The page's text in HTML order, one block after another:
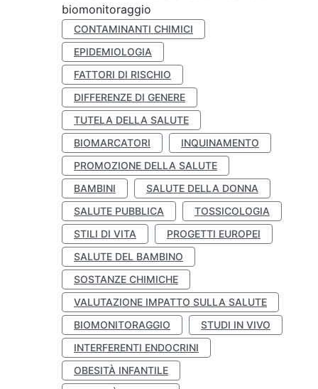
biomonitoraggio
CONTAMINANTI CHIMICI
EPIDEMIOLOGIA
FATTORI DI RISCHIO
DIFFERENZE DI GENERE
TUTELA DELLA SALUTE
BIOMARCATORI
INQUINAMENTO
PROMOZIONE DELLA SALUTE
BAMBINI
SALUTE DELLA DONNA
SALUTE PUBBLICA
TOSSICOLOGIA
STILI DI VITA
PROGETTI EUROPEI
SALUTE DEL BAMBINO
SOSTANZE CHIMICHE
VALUTAZIONE IMPATTO SULLA SALUTE
BIOMONITORAGGIO
STUDI IN VIVO
INTERFERENTI ENDOCRINI
OBESITÀ INFANTILE